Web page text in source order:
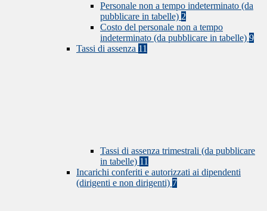
Personale non a tempo indeterminato (da
pubblicare in tabelle) 2
Costo del personale non a tempo
indeterminato (da pubblicare in tabelle) 9
Tassi di assenza 11
Tassi di assenza trimestrali (da pubblicare
in tabelle) 11
Incarichi conferiti e autorizzati ai dipendenti
(dirigenti e non dirigenti) 7